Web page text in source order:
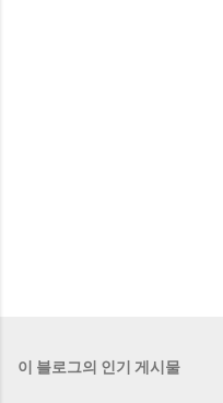
이 블로그의 인기 게시물